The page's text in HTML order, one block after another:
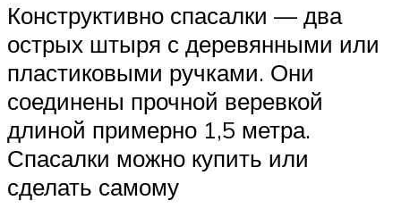
Конструктивно спасалки — два
острых штыря с деревянными или
пластиковыми ручками. Они
соединены прочной веревкой
длиной примерно 1,5 метра.
Спасалки можно купить или
сделать самому